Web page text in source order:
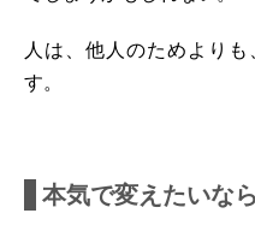
人は、他人のためより
す。
本気で変えたいなら